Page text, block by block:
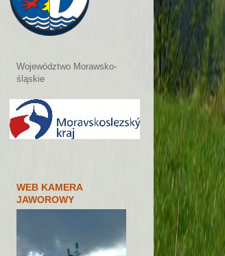
Województwo Morawsko-
śląskie
WEB KAMERA
JAWOROWY